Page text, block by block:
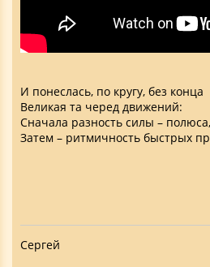
И понеслась, по кругу, без конца
Великая та черед движений:
Сначала разность силы – полюса,
Затем – ритмичность быстрых
Сергей